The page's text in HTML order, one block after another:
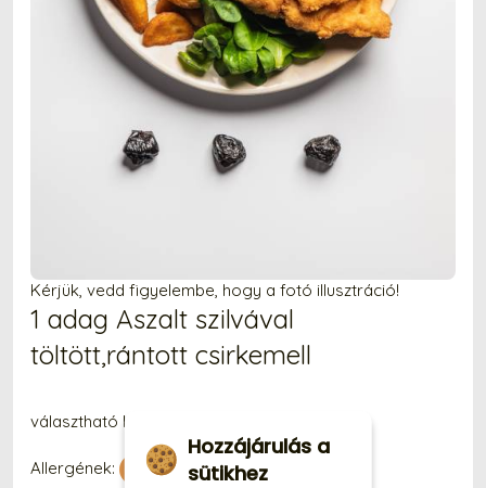
Kérjük, vedd figyelembe, hogy a fotó illusztráció!
1 adag Aszalt szilvával
töltött,rántott csirkemell
választható köret
Allergének:
Hozzájárulás a
sütikhez